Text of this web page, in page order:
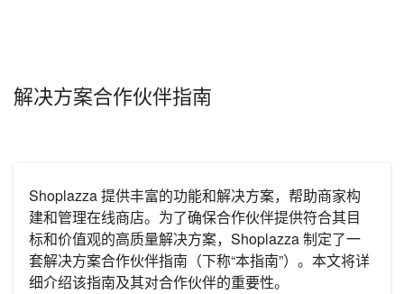
解决方案合作伙伴指南
Shoplazza 提供丰富的功能和解决方案，帮助商家构
建和管理在线商店。为了确保合作伙伴提供符合其目
标和价值观的高质量解决方案，Shoplazza 制定了一
套解决方案合作伙伴指南（下称“本指南”）。本文将详
细介绍该指南及其对合作伙伴的重要性。